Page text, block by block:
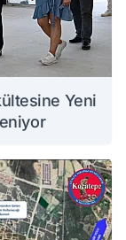
Yeni